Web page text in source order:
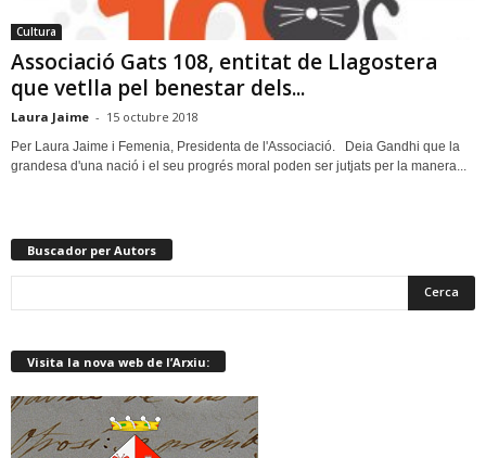
Cultura
Associació Gats 108, entitat de Llagostera
que vetlla pel benestar dels...
Laura Jaime - 15 octubre 2018
Per Laura Jaime i Femenia, Presidenta de l'Associació. Deia Gandhi que la
grandesa d'una nació i el seu progrés moral poden ser jutjats per la manera...
Buscador per Autors
Visita la nova web de l’Arxiu: